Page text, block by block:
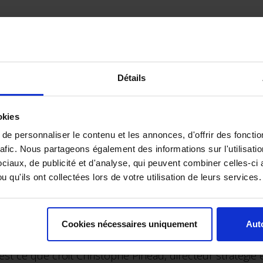
Détails
personnaliser le contenu et les annonces, d'offrir des
Nous partageons également des informations sur
de publicité et d'analyse, qui peuvent combiner celles-ci
qu'ils ont collectées lors de votre utilisation de leurs services.
Cookies nécessaires uniquement
site 100% dédié, sur lequel peut choisir en
de régler avec sa carte bancaire directement",
comme pour un prêt ou une location longue
avant de peut-être être étendue à d’autres
à cette nouvelle manière de consommer de la
Mocean Subscription.
incertain, l’abonnement peut-il représenter une
ce que croit Christophe Pineau, directeur stratégie